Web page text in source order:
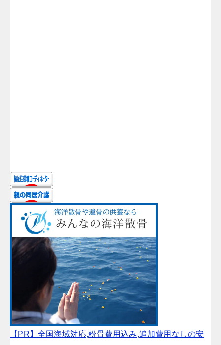
【PR】全国海域対応,粉骨費用込み,追加費用なしの安